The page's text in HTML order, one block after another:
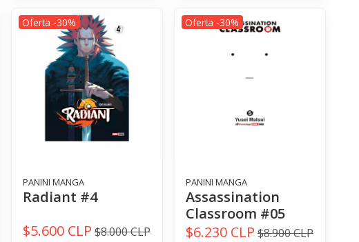
Oferta -30%
PANINI MANGA
Radiant #4
$5.600 CLP $8.000 CLP
Oferta -30%
PANINI MANGA
Assassination
Classroom #05
$6.230 CLP $8.900 CLP